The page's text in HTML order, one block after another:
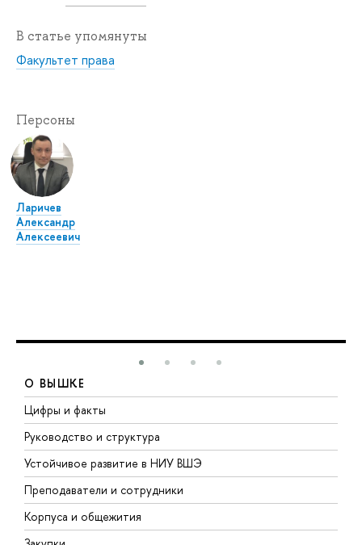
В статье упомянуты
Факультет права
Персоны
Ларичев
Александр
Алексеевич
О ВЫШКЕ
Цифры и факты
Руководство и структура
Устойчивое развитие в НИУ ВШЭ
Преподаватели и сотрудники
Корпуса и общежития